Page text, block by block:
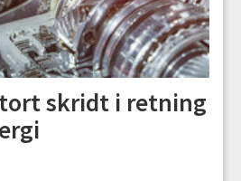
skridt i retning